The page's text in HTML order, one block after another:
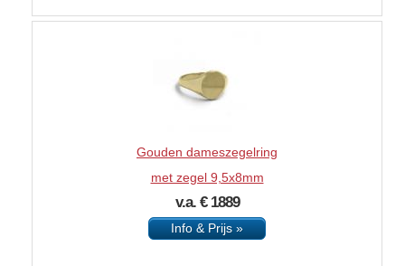
Gouden dameszegelring
met zegel 9,5x8mm
v.a. € 1889
Info & Prijs »